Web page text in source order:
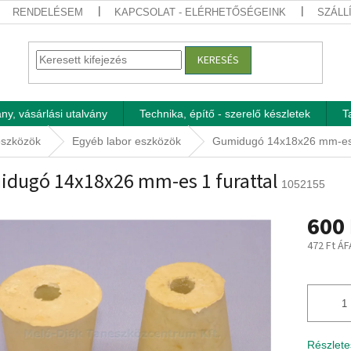
RENDELÉSEM KAPCSOLAT - ELÉRHETŐSÉGEINK
KERESÉS
vásárlási utalvány Technika, építő - szerelő készletek
Egyéb labor eszközök Gumidugó 14x18x26 mm-
14x18x26 mm-es 1 furattal 1052155
472 Ft